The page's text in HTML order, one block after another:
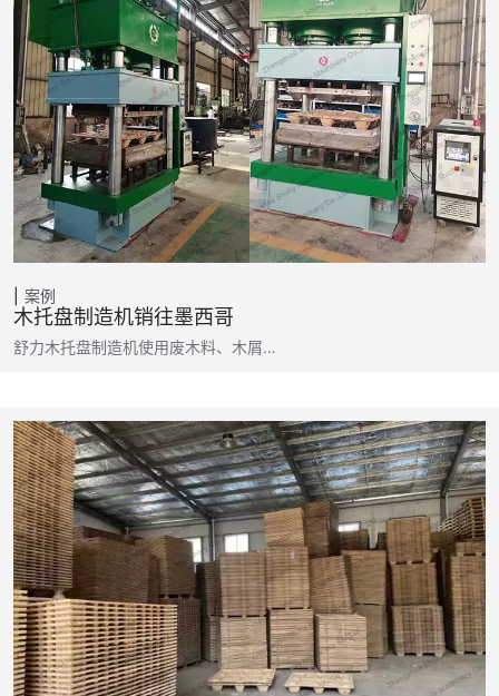
案例
木托盘制造机销往墨西哥
舒力木托盘制造机使用废木料、木屑…